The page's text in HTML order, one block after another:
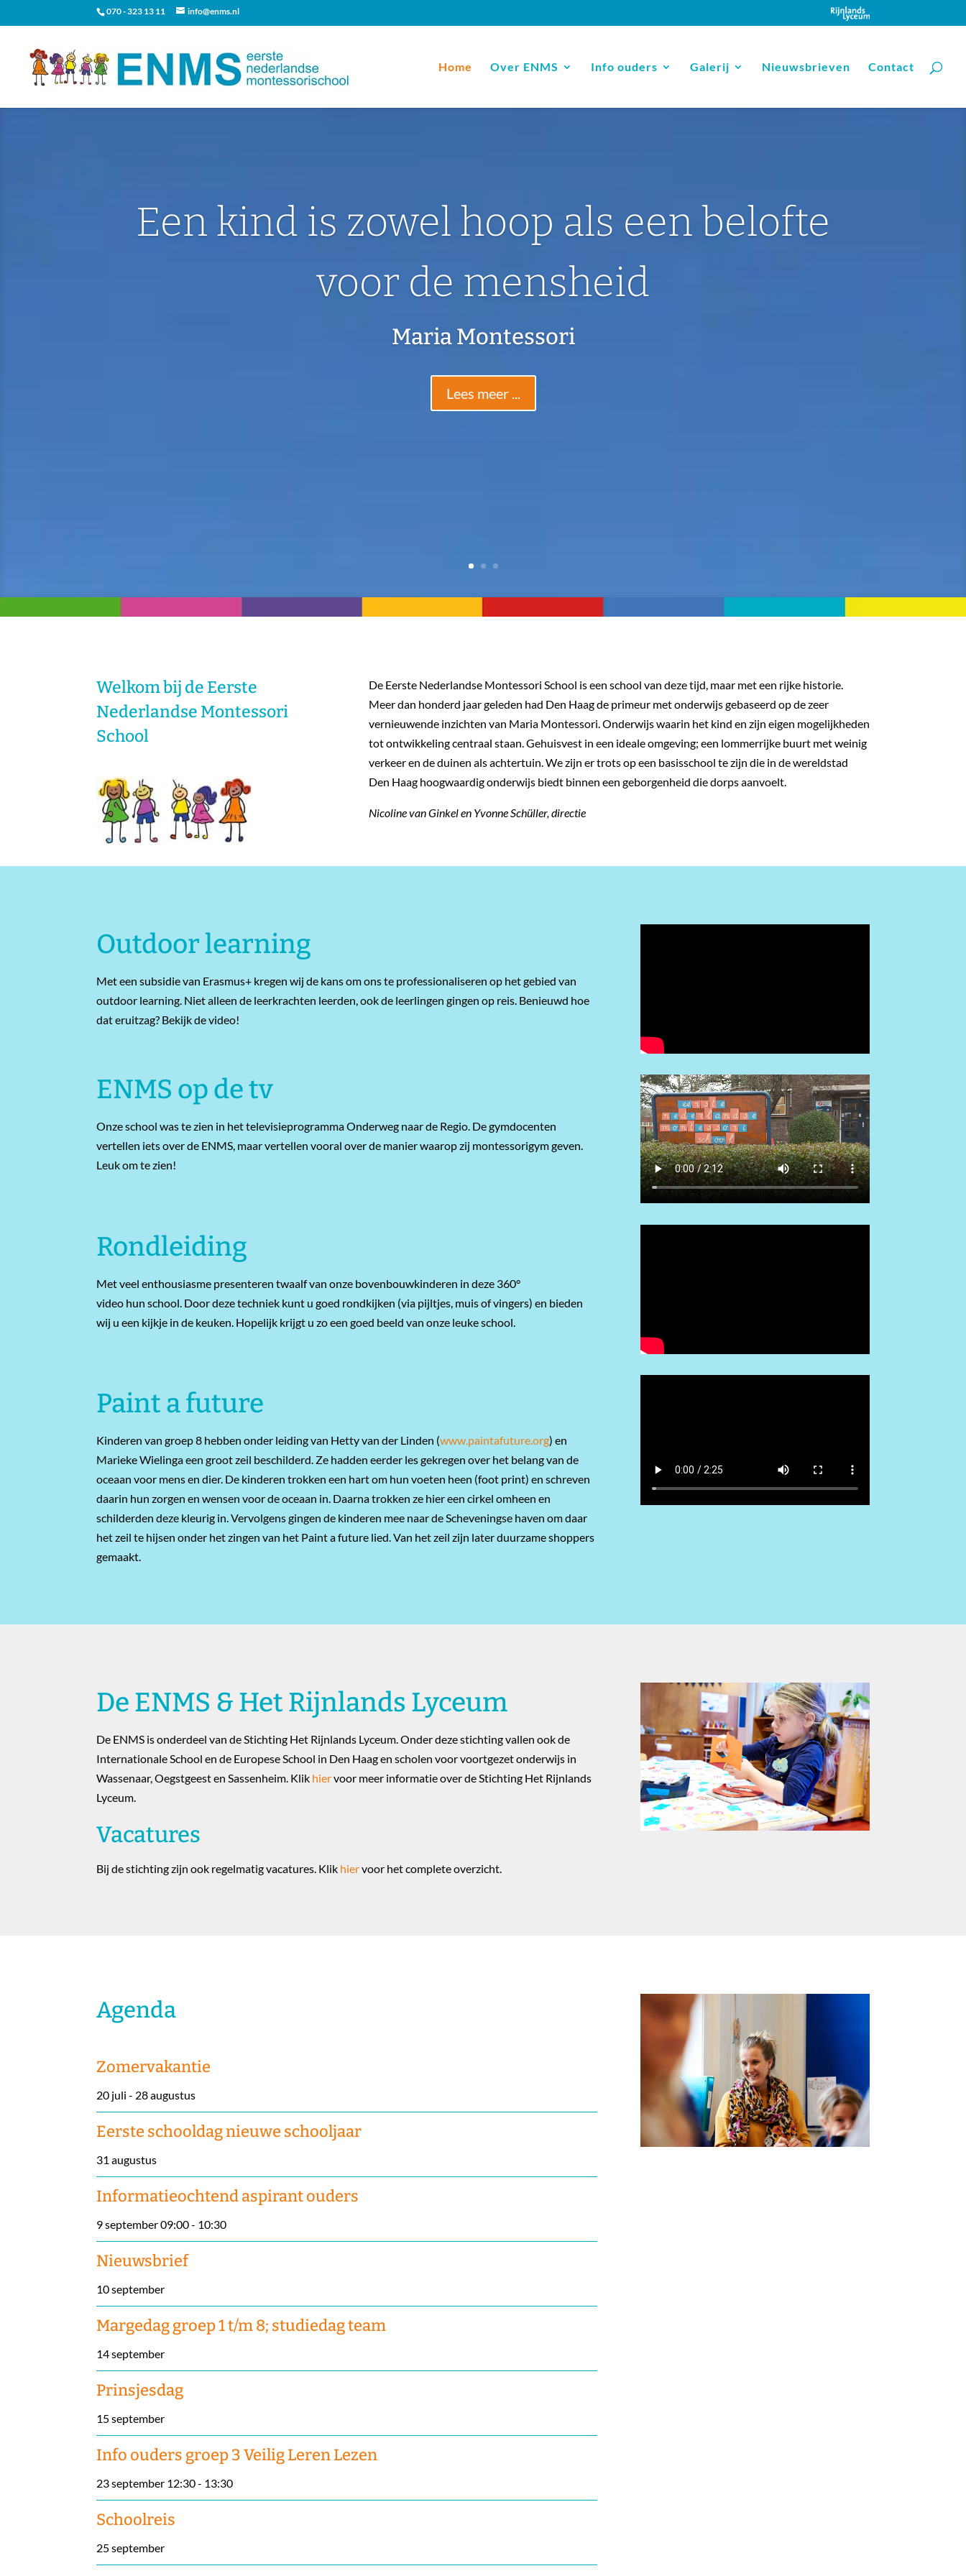
070 - 323 13 11 info@enms.nl
Home Over ENMS Info ouders Galerij Nieuwsbrieven Contact
Een kind is zowel hoop als een belofte
voor de mensheid
Maria Montessori
Lees meer ...
Welkom bij de Eerste
Nederlandse Montessori
School
De Eerste Nederlandse Montessori School is een school van deze tijd, maar met een rijke historie.
Meer dan honderd jaar geleden had Den Haag de primeur met onderwijs gebaseerd op de zeer
vernieuwende inzichten van Maria Montessori. Onderwijs waarin het kind en zijn eigen mogelijkheden
tot ontwikkeling centraal staan. Gehuisvest in een ideale omgeving; een lommerrijke buurt met weinig
verkeer en de duinen als achtertuin. We zijn er trots op een basisschool te zijn die in de wereldstad
Den Haag hoogwaardig onderwijs biedt binnen een geborgenheid die dorps aanvoelt.
Nicoline van Ginkel en Yvonne Schüller, directie
Outdoor learning
Met een subsidie van Erasmus+ kregen wij de kans om ons te professionaliseren op het gebied van
outdoor learning. Niet alleen de leerkrachten leerden, ook de leerlingen gingen op reis. Benieuwd hoe
dat eruitzag? Bekijk de video!
ENMS op de tv
Onze school was te zien in het televisieprogramma Onderweg naar de Regio. De gymdocenten
vertellen iets over de ENMS, maar vertellen vooral over de manier waarop zij montessorigym geven.
Leuk om te zien!
Rondleiding
Met veelenthousiasme presenteren twaalfvan onze bovenbouwkinderen in deze 360°
video hunschool. Door deze techniek kunt u goed rondkijken (via pijltjes, muis of vingers) en bieden
wij u een kijkje in de keuken. Hopelijk krijgt u zo een goed beeld van onze leuke school.
Paint a future
Kinderen van groep 8 hebben onder leiding van Hetty van der Linden (www.paintafuture.org) en
Marieke Wielinga een groot zeil beschilderd. Ze hadden eerder les gekregen over het belang van de
oceaan voor mens en dier. De kinderen trokken een hart om hun voeten heen (foot print) en schreven
daarin hun zorgen en wensen voor de oceaan in. Daarna trokken ze hier een cirkel omheen en
schilderden deze kleurig in. Vervolgens gingen de kinderen mee naar de Scheveningse haven om daar
het zeil te hijsen onder het zingen van het Paint a future lied. Van het zeil zijn later duurzame shoppers
gemaakt.
De ENMS & Het Rijnlands Lyceum
De ENMS is onderdeel van de Stichting Het Rijnlands Lyceum. Onder deze stichting vallen ook de
Internationale School en de Europese School in Den Haag en scholen voor voortgezet onderwijs in
Wassenaar, Oegstgeest en Sassenheim. Klik hiervoor meer informatie over de Stichting Het Rijnlands
Lyceum.
Vacatures
Bij de stichting zijn ook regelmatig vacatures. Klik hiervoor het complete overzicht.
Agenda
Zomervakantie
20 juli - 28 augustus
Eerste schooldag nieuwe schooljaar
31 augustus
Informatieochtend aspirant ouders
9 september 09:00- 10:30
Nieuwsbrief
10 september
Margedag groep 1 t/m 8; studiedag team
14 september
Prinsjesdag
15 september
Info ouders groep 3 Veilig Leren Lezen
23 september 12:30- 13:30
Schoolreis
25 september